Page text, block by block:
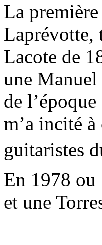
La
Laprévotte,
Lacote de
une Manuel
de
m’a incité
guitaristes
En 1978 ou
et une